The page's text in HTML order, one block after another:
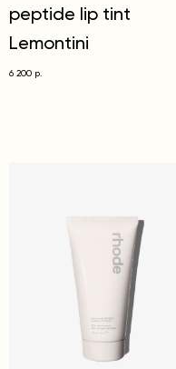
peptide lip tint
Lemontini
6 200 р.